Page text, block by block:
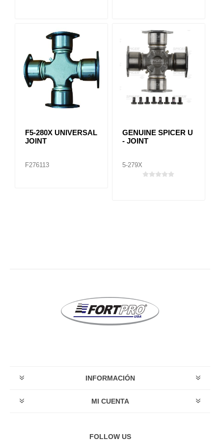
F5-280X UNIVERSAL
JOINT
F276113
GENUINE SPICER U
- JOINT
5-279X
INFORMACIÓN
MI CUENTA
FOLLOW US